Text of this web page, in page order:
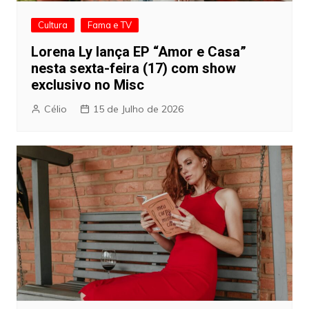
Cultura Fama e TV
Lorena Ly lança EP “Amor e Casa”
nesta sexta-feira (17) com show
exclusivo no Misc
Célio 15 de Julho de 2026